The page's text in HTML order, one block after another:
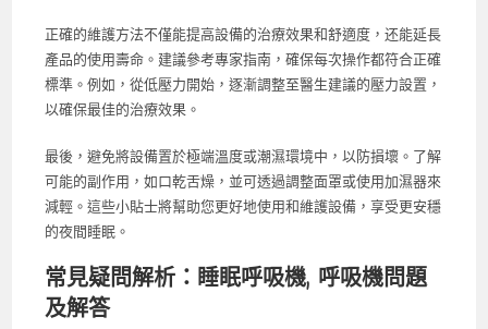
正確的維護方法不僅能提高設備的治療效果和舒適度，还能延長
產品的使用壽命。建議參考專家指南，確保每次操作都符合正確
標準。例如，從低壓力開始，逐漸調整至醫生建議的壓力設置，
以確保最佳的治療效果。
最後，避免將設備置於極端溫度或潮濕環境中，以防損壞。了解
可能的副作用，如口乾舌燥，並可透過調整面罩或使用加濕器來
減輕。這些小貼士將幫助您更好地使用和維護設備，享受更安穩
的夜間睡眠。
常見疑問解析：睡眠呼吸機, 呼吸機問題
及解答